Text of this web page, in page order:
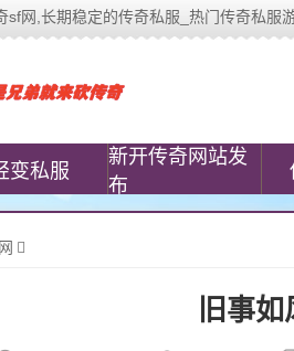
sf网,长期稳定的传奇私服_热门传奇私服
变私服
新开传奇网站发
布
旧事如